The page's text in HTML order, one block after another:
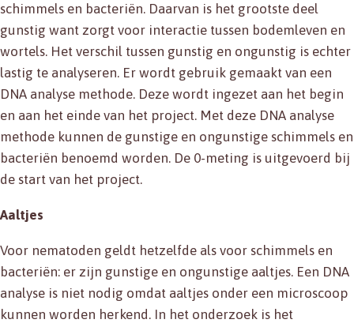
schimmels en bacteriën. Daarvan is het grootste deel
gunstig want zorgt voor interactie tussen bodemleven en
wortels. Het verschil tussen gunstig en ongunstig is echter
lastig te analyseren. Er wordt gebruik gemaakt van een
DNA analyse methode. Deze wordt ingezet aan het begin
en aan het einde van het project. Met deze DNA analyse
methode kunnen de gunstige en ongunstige schimmels en
bacteriën benoemd worden. De 0-meting is uitgevoerd bij
de start van het project.
Aaltjes
Voor nematoden geldt hetzelfde als voor schimmels en
bacteriën: er zijn gunstige en ongunstige aaltjes. Een DNA
analyse is niet nodig omdat aaltjes onder een microscoop
kunnen worden herkend. In het onderzoek is het